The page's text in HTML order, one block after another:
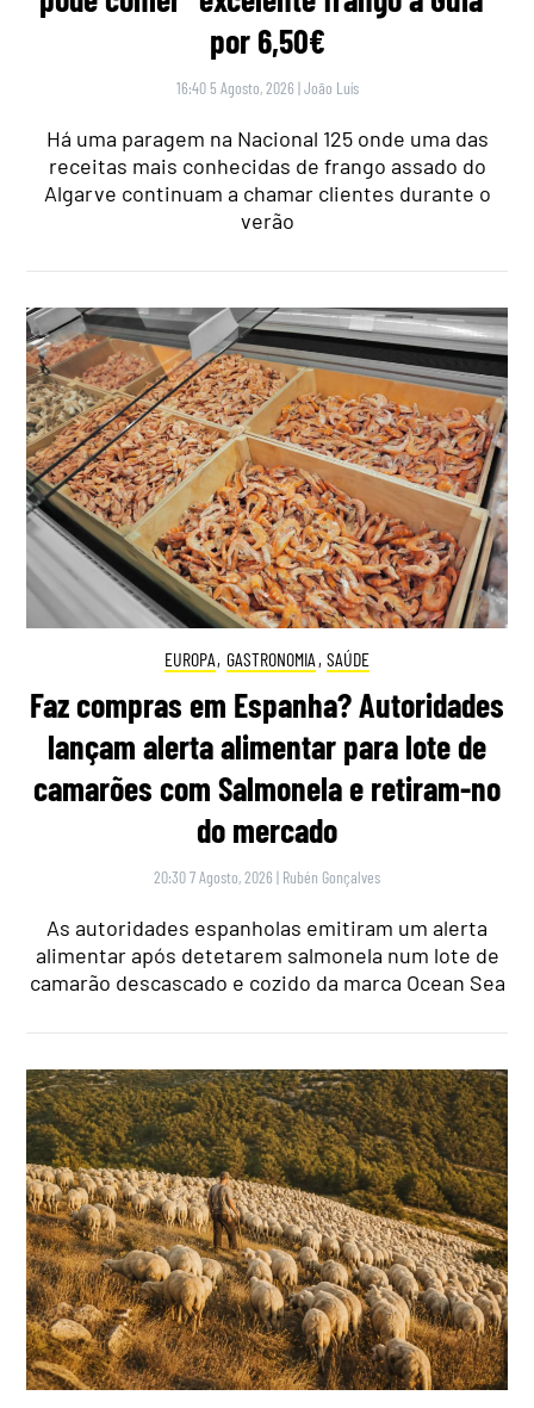
por 6,50€
16:40 5 Agosto, 2026 |João Luís
Há uma paragem na Nacional 125 onde uma das
receitas mais conhecidas de frango assado do
Algarve continuam a chamar clientes durante o
verão
EUROPA, GASTRONOMIA , SAÚDE
Faz compras em Espanha? Autoridades
lançam alerta alimentar para lote de
camarões com Salmonela e retiram-no
do mercado
20:30 7 Agosto, 2026 | Rubén Gonçalves
As autoridades espanholas emitiram um alerta
alimentar após detetarem salmonela num lote de
camarão descascado e cozido da marca Ocean Sea